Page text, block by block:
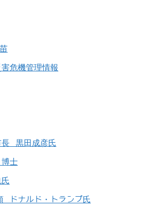
危機管理情報
長 黒田成彦氏
士
ドナルド・トランプ氏